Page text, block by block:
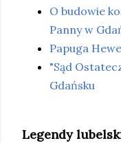
O budowie
Panny w
Papuga
"Sąd
Gdańsku
Legendy